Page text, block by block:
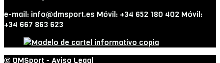
e-mail: info@dmsport.es Móvil: +34 652 180 402 Móvil:
+34 667 863 623
© DMSport - Aviso Legal